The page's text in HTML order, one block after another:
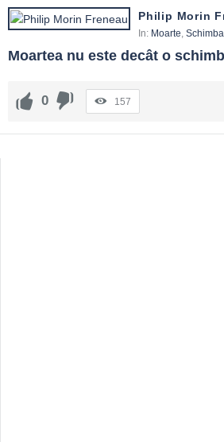
Philip Morin
In: Moarte,
Moartea nu este decât o
0 157